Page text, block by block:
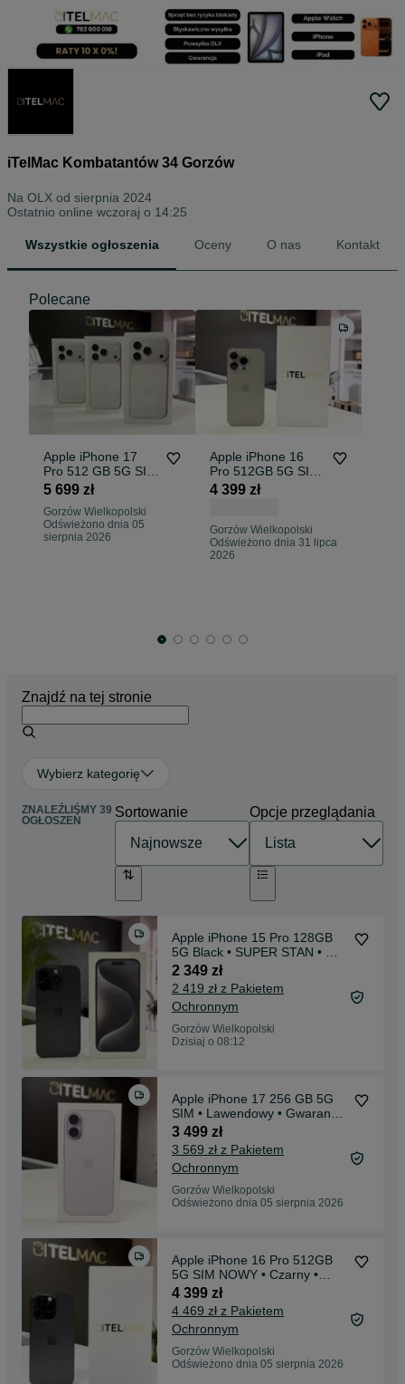
iTelMac Kombatantów 34 Gorzów
Na OLX od sierpnia 2024
Ostatnio online wczoraj o 14:25
Wszystkie ogłoszenia Oceny O nas Kontakt
Polecane
Apple iPhone 17
Pro 512 GB 5G SIM
• Silver 0 CYKLI •
5 699 zł
Gorzów Wielkopolski
Odświeżono dnia 05
sierpnia 2026
Apple iPhone 16
Pro 512GB 5G SIM
NOWY • Szary •
4 399 zł
Gorzów Wielkopolski
Odświeżono dnia 31 lipca
2026
Znajdź na tej stronie
Wybierz kategorię
ZNALEŹLIŚMY 39
OGŁOSZEŃ
Sortowanie Opcje przeglądania
Apple iPhone 15 Pro 128GB
5G Black • SUPER STAN • GW
• Raty 0%
2 349 zł
2 419 zł z Pakietem
Ochronnym
Gorzów Wielkopolski
Dzisiaj o 08:12
Apple iPhone 17 256 GB 5G
SIM • Lawendowy • Gwarancja
0 CYKLI • Raty 0%
3 499 zł
3 569 zł z Pakietem
Ochronnym
Gorzów Wielkopolski
Odświeżono dnia 05 sierpnia 2026
Apple iPhone 16 Pro 512GB
5G SIM NOWY • Czarny •
Gwarancja • Raty 0%
4 399 zł
4 469 zł z Pakietem
Ochronnym
Gorzów Wielkopolski
Odświeżono dnia 05 sierpnia 2026